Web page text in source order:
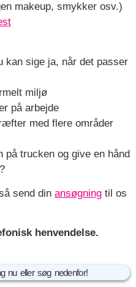
makeup, smykker osv.)
kan sige ja, når det passer
miljø
på arbejde
med flere områder
på trucken og give en hånd
send din ansøgning til os
henvendelse.
nu eller søg nedenfor!